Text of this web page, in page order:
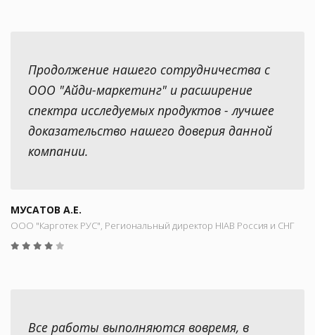
Продолжение нашего сотрудничества с
ООО "Айди-маркетинг" и расширение
спектра исследуемых продуктов - лучшее
доказательство нашего доверия данной
компании.
МУСАТОВ А.Е.
ООО "Карготек РУС", Региональный директор HIAB Россия и СНГ
Все работы выполняются вовремя, в